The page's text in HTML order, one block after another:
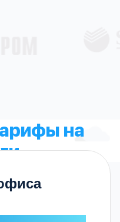
на